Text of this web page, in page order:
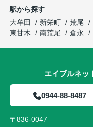
駅から探す
大牟田
新栄町 荒尾
東甘木
南荒尾 倉永
エイブルネ
0944-88-8487
〒836-0047